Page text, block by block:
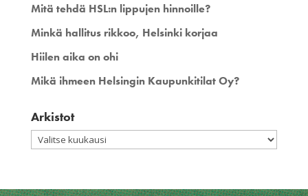
Mitä tehdä HSL:n lippujen hinnoille?
Minkä hallitus rikkoo, Helsinki korjaa
Hiilen aika on ohi
Mikä ihmeen Helsingin Kaupunkitilat Oy?
Arkistot
Arkistot